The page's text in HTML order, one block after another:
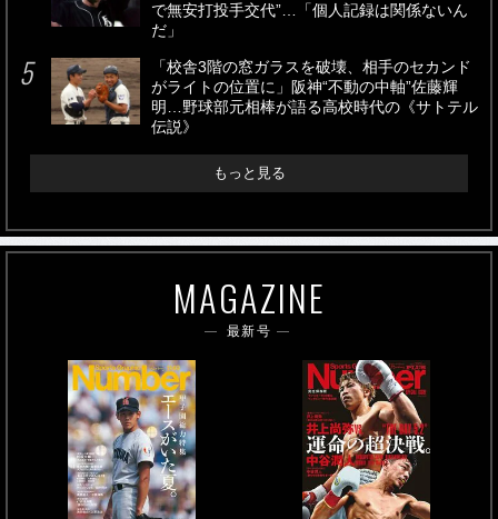
で無安打投手交代”…「個人記録は関係ないん
だ」
「校舎3階の窓ガラスを破壊、相手のセカンド
がライトの位置に」阪神“不動の中軸”佐藤輝
明…野球部元相棒が語る高校時代の《サトテル
伝説》
もっと見る
MAGAZINE
最新号